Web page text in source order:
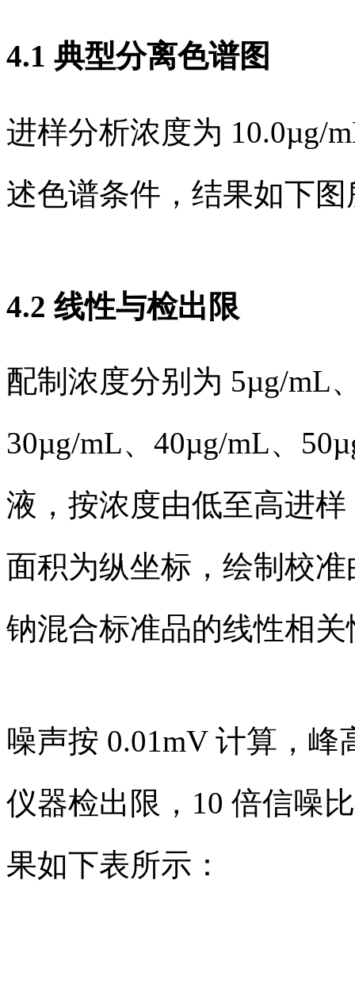
4.1 典型分离色谱图
进样分析浓度为 10.0µg/
述色谱条件，结果如下图
4.2 线性与检出限
配制浓度分别为 5µg/mL
30µg/mL、40µg/mL、
液，按浓度由低至高进
面积为纵坐标，绘制校
钠混合标准品的线性相
噪声按 0.01mV 计算，
仪器检出限，10 倍信噪
果如下表所示：